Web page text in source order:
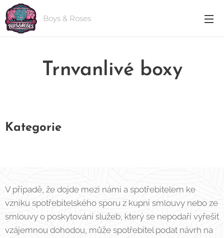
Boys & Roses
Trnvanlivé boxy
Kategorie
V případě, že dojde mezi námi a spotřebitelem ke
vzniku spotřebitelského sporu z kupní smlouvy nebo ze
smlouvy o poskytování služeb, který se nepodaří vyřešit
vzájemnou dohodou, může spotřebitel podat návrh na